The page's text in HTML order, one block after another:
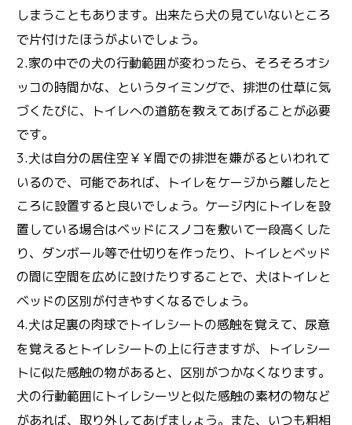
しまうこともあります。出来たら犬の見ていないところ
で片付けたほうがよいでしょう。
2.家の中での犬の行動範囲が変わったら、そろそろオシ
ッコの時間かな、というタイミングで、排泄の仕草に気
づくたびに、トイレへの道筋を教えてあげることが必要
です。
3.犬は自分の居住空￥￥間での排泄を嫌がるといわれて
いるので、可能であれば、トイレをケージから離したと
ころに設置すると良いでしょう。ケージ内にトイレを設
置している場合はベッドにスノコを敷いて一段高くした
り、ダンボール等で仕切りを作ったり、トイレとベッド
の間に空間を広めに設けたりすることで、
犬はトイレと
ベッドの区別が付きやすくなるでしょう。
4.犬は足裏の肉球でトイレシートの感触を覚えて、尿意
を覚えるとトイレシートの上に行きますが、トイレシー
トに似た感触の物があると、区別がつかなくなります。
犬の行動範囲にトイレシーツと似た感触の素材の物など
があれば、取り外してあげましょう。また、いつも粗相